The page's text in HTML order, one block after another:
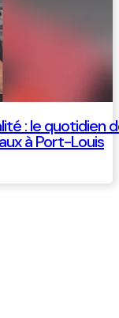
: le quotidien
à Port-Louis